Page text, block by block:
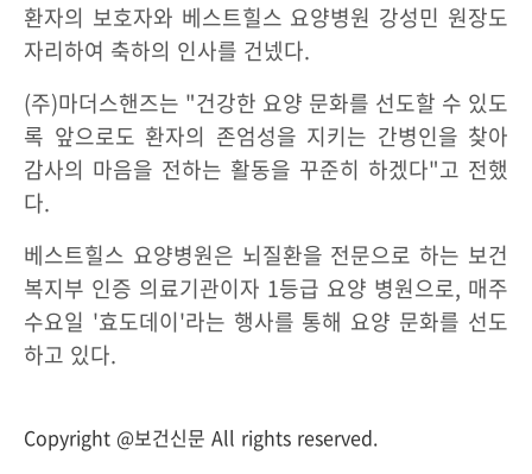
환자의 보호자와 베스트힐스 요양병원 강성민 원장도
자리하여 축하의 인사를 건넸다.
(주)마더스핸즈는 "건강한 요양 문화를 선도할 수 있도
록 앞으로도 환자의 존엄성을 지키는 간병인을 찾아
감사의 마음을 전하는 활동을 꾸준히 하겠다"고 전했
다.
베스트힐스 요양병원은 뇌질환을 전문으로 하는 보건
복지부 인증 의료기관이자 1등급 요양 병원으로, 매주
수요일 '효도데이'라는 행사를 통해 요양 문화를 선도
하고 있다.
Copyright @보건신문 All rights reserved.